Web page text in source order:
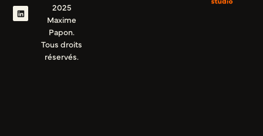
2025
Maxime
Papon.
Tous droits
réservés.